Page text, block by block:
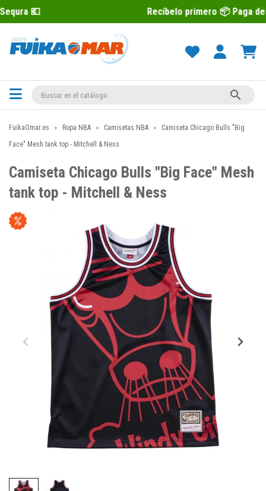
Recíbelo primero 📦 Paga después con

FuikaOmar.es Ropa NBA Camisetas NBA
Camiseta Chicago Bulls "Big
Face" Mesh tank top - Mitchell & Ness
Camiseta Chicago Bulls "Big Face" Mesh
tank top - Mitchell & Ness